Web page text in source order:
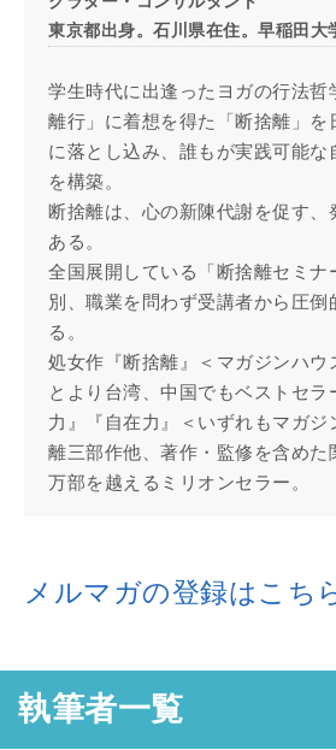
東京都出身。石川県在住。早稲田大
学生時代に出逢ったヨガの行法哲
離行」に着想を得た「断捨離」を
に落とし込み、誰もが実践可能な
を構築。
断捨離は、心の新陳代謝を促す、
ある。
全国展開している「断捨離セミナ
別、職業を問わず受講者から圧倒
る。
処女作『断捨離』＜マガジンハウ
とより台湾、中国でもベストセラ
力』『自在力』＜いずれもマガジ
離三部作他、著作・監修を含めた
万部を越えるミリオンセラー。
メルマガの登録はこち
執筆者一覧